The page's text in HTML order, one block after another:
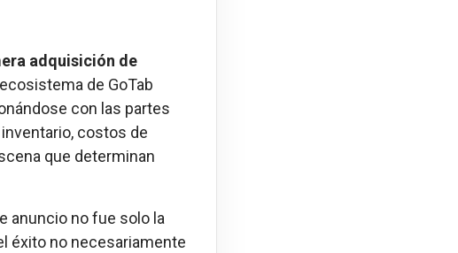
adquisición de
de GoTab
con las partes
costos de
que determinan
anuncio no fue solo la
éxito no necesariamente